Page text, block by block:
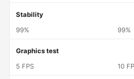
Stability
99%
99%
Graphics test
5 FPS
10